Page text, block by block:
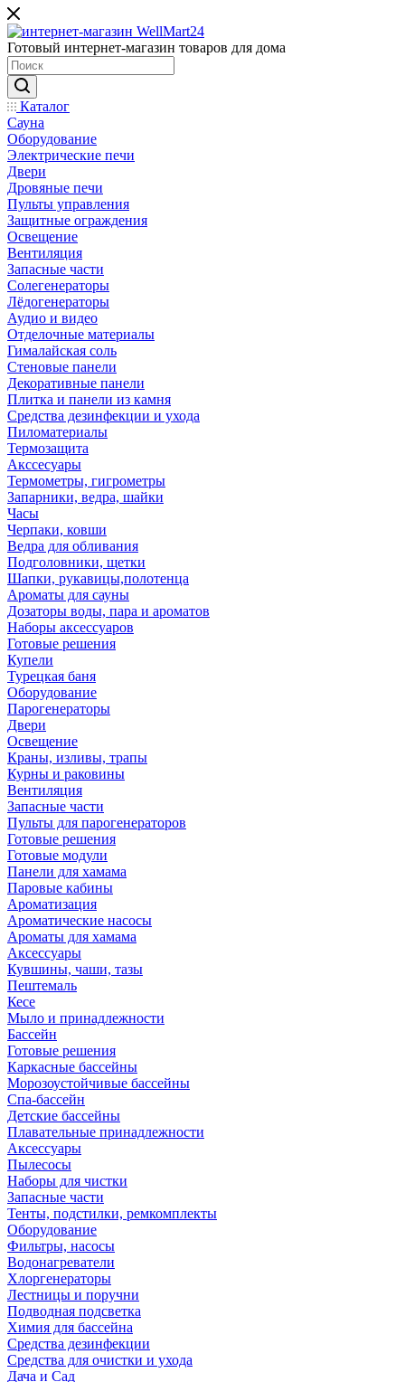
Готовый интернет-магазин товаров для дома
Каталог
Сауна
Оборудование
Электрические печи
Двери
Дровяные печи
Пульты управления
Защитные ограждения
Освещение
Вентиляция
Запасные части
Солегенераторы
Лёдогенераторы
Аудио и видео
Отделочные материалы
Гималайская соль
Стеновые панели
Декоративные панели
Плитка и панели из камня
Средства дезинфекции и ухода
Пиломатериалы
Термозащита
Аксcесуары
Термометры, гигрометры
Запарники, ведра, шайки
Часы
Черпаки, ковши
Ведра для обливания
Подголовники, щетки
Шапки, рукавицы,полотенца
Ароматы для сауны
Дозаторы воды, пара и ароматов
Наборы аксессуаров
Готовые решения
Купели
Турецкая баня
Оборудование
Парогенераторы
Двери
Освещение
Краны, изливы, трапы
Курны и раковины
Вентиляция
Запасные части
Пульты для парогенераторов
Готовые решения
Готовые модули
Панели для хамама
Паровые кабины
Ароматизация
Ароматические насосы
Ароматы для хамама
Аксессуары
Кувшины, чаши, тазы
Пештемаль
Кесе
Мыло и принадлежности
Бассейн
Готовые решения
Каркасные бассейны
Морозоустойчивые бассейны
Спа-бассейн
Детские бассейны
Плавательные принадлежности
Аксессуары
Пылесосы
Наборы для чистки
Запасные части
Тенты, подстилки, ремкомплекты
Оборудование
Фильтры, насосы
Водонагреватели
Хлоргенераторы
Лестницы и поручни
Подводная подсветка
Химия для бассейна
Средства дезинфекции
Средства для очистки и ухода
Дача и Сад